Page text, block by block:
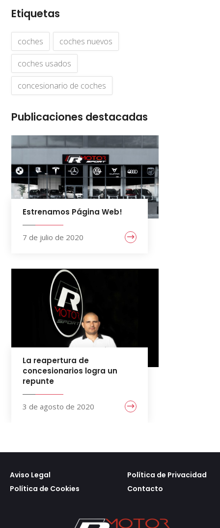
Etiquetas
coches coches nuevos
coches usados
concesionario de coches
Publicaciones destacadas
Estrenamos Página Web!
7 de julio de 2020
La reapertura de
concesionarios logra un
repunte
3 de agosto de 2020
Aviso Legal
Política de Privacidad
Política de Cookies
Contacto